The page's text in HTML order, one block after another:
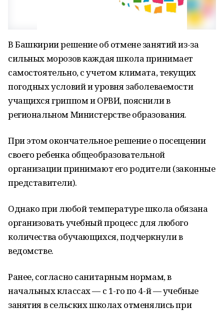
В Башкирии решение об отмене занятий из-за
сильных морозов каждая школа принимает
самостоятельно, с учетом климата, текущих
погодных условий и уровня заболеваемости
учащихся гриппом и ОРВИ, пояснили в
региональном Министерстве образования.
При этом окончательное решение о посещении
своего ребенка общеобразовательной
организации принимают его родители (законные
представители).
Однако при любой температуре школа обязана
организовать учебный процесс для любого
количества обучающихся, подчеркнули в
ведомстве.
Ранее, согласно санитарным нормам, в
начальных классах — с 1-го по 4-й — учебные
занятия в сельских школах отменялись при